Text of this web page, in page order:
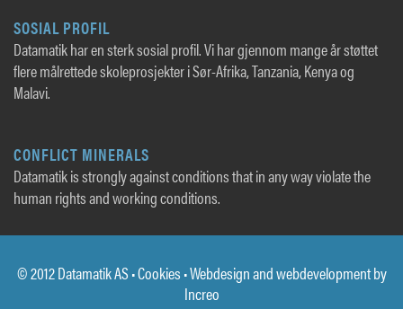
SOSIAL PROFIL
Datamatik har en sterk sosial profil. Vi har gjennom mange år støttet
flere målrettede skoleprosjekter i Sør-Afrika, Tanzania, Kenya og
Malavi.
CONFLICT MINERALS
Datamatik is strongly against conditions that in any way violate the
human rights and working conditions.
© 2012 Datamatik AS •Cookies • Webdesign and webdevelopment by
Increo